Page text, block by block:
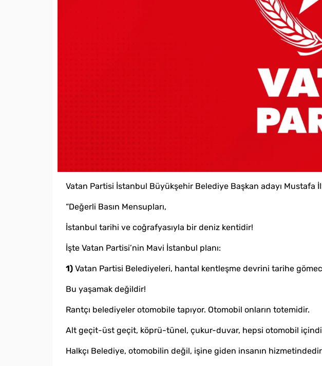
Vatan Partisi İstanbul Büyükşehir Belediye Başkan adayı Mustafa
“Değerli Basın Mensupları,
İstanbul tarihi ve coğrafyasıyla bir deniz kentidir!
İşte Vatan Partisi’nin Mavi İstanbul planı:
1) Vatan Partisi Belediyeleri, hantal kentleşme devrini tarihe
Bu yaşamak değildir!
Rantçı belediyeler otomobile tapıyor. Otomobil onların totemidir.
Alt geçit-üst geçit, köprü-tünel, çukur-duvar, hepsi otomobil
Halkçı Belediye, otomobilin değil, işine giden insanın